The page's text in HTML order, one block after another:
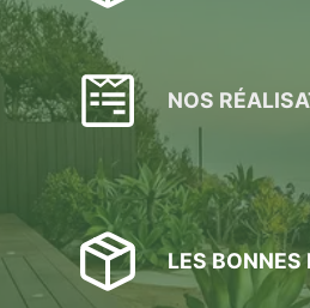
options
peuvent
être
choisies
sur
page
du
produit
NOS
LES BONNES